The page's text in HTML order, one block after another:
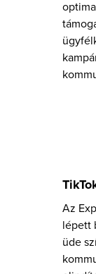
Az
lépett
üde